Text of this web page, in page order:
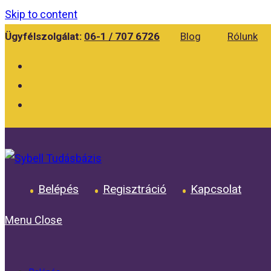
Skip to content
Ügyfélszolgálat: 06-1 / 707 6726 Blog Rólunk
Belépés Regisztráció Kapcsolat
Menu Close